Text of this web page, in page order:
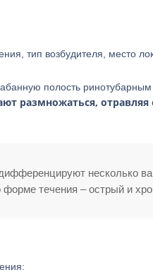
тип возбудителя, место
полость ринотубарным
размножаться,
несколько
течения – острый и